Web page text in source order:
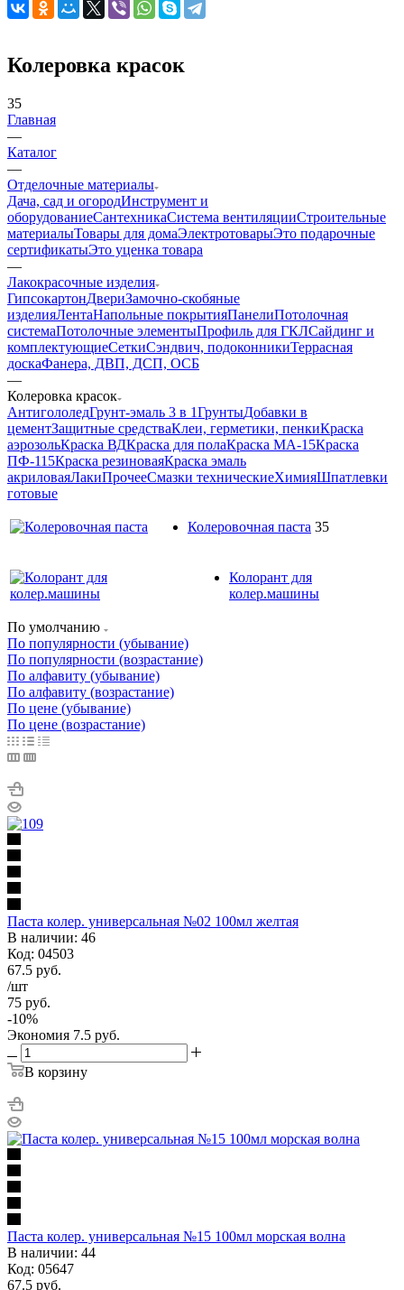
Колеровка красок
35
Главная
—
Каталог
—
Отделочные материалы
Дача, сад и огородИнструмент и
оборудованиеСантехникаСистема вентиляцииСтроительные
материалыТовары для домаЭлектротоварыЭто подарочные
сертификатыЭто уценка товара
—
Лакокрасочные изделия
ГипсокартонДвериЗамочно-скобяные
изделияЛентаНапольные покрытияПанелиПотолочная
системаПотолочные элементыПрофиль для ГКЛСайдинг и
комплектующиеСеткиСэндвич, подоконникиТеррасная
доскаФанера, ДВП, ДСП, ОСБ
—
Колеровка красок
АнтигололедГрунт-эмаль 3 в 1ГрунтыДобавки в
цементЗащитные средстваКлеи, герметики, пенкиКраска
аэрозольКраска ВДКраска для полаКраска МА-15Краска
ПФ-115Краска резиноваяКраска эмаль
акриловаяЛакиПрочееСмазки техническиеХимияШпатлевки
готовые
Колеровочная паста 35
Колорант для
колер.машины
По умолчанию
По популярности (убывание)
По популярности (возрастание)
По алфавиту (убывание)
По алфавиту (возрастание)
По цене (убывание)
По цене (возрастание)
Паста колер. универсальная №02 100мл желтая
В наличии: 46
Код: 04503
67.5 руб.
/шт
75 руб.
-10%
Экономия 7.5 руб.
В корзину
Паста колер. универсальная №15 100мл морская волна
В наличии: 44
Код: 05647
67.5 руб.